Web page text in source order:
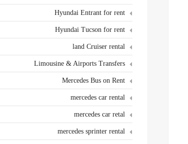
Hyundai Entrant for rent
Hyundai Tucson for rent
land Cruiser rental
Limousine & Airports Transfers
Mercedes Bus on Rent
mercedes car rental
mercedes car retal
mercedes sprinter rental